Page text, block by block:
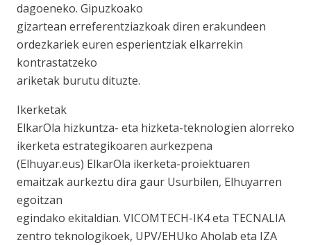
dagoeneko. Gipuzkoako
gizartean erreferentziazkoak diren erakundeen
ordezkariek euren esperientziak elkarrekin
kontrastatzeko
ariketak burutu dituzte.
Ikerketak
ElkarOla hizkuntza- eta hizketa-teknologien alorreko
ikerketa estrategikoaren aurkezpena
(Elhuyar.eus) ElkarOla ikerketa-proiektuaren
emaitzak aurkeztu dira gaur Usurbilen, Elhuyarren
egoitzan
egindako ekitaldian. VICOMTECH-IK4 eta TECNALIA
zentro teknologikoek, UPV/EHUko Aholab eta IZA